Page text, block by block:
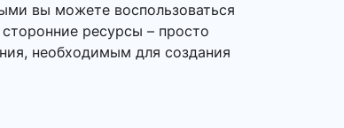
вы можете воспользоваться
ресурсы – просто
необходимым для создания